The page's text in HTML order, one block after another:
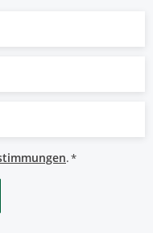
.*